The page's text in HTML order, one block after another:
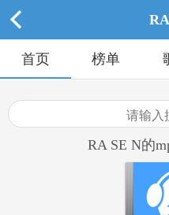
首页 榜单
RA SE N的